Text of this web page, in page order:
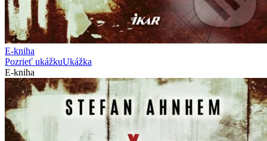
E-kniha
Pozrieť ukážkuUkážka
E-kniha